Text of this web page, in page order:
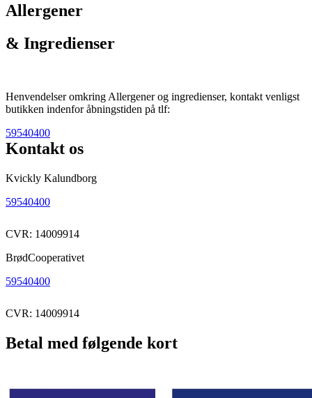
Allergener
& Ingredienser
Henvendelser omkring Allergener og ingredienser, kontakt venligst
butikken indenfor åbningstiden på tlf:
59540400
Kontakt os
Kvickly Kalundborg
59540400
CVR: 14009914
BrødCooperativet
59540400
CVR: 14009914
Betal med følgende kort